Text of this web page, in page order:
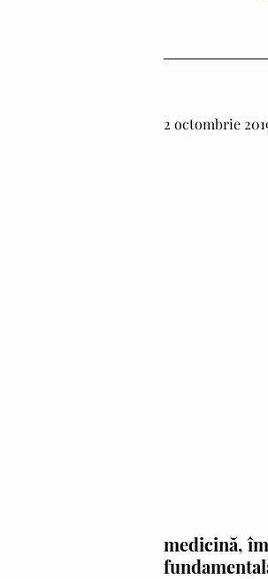
2 octombrie
medicină,